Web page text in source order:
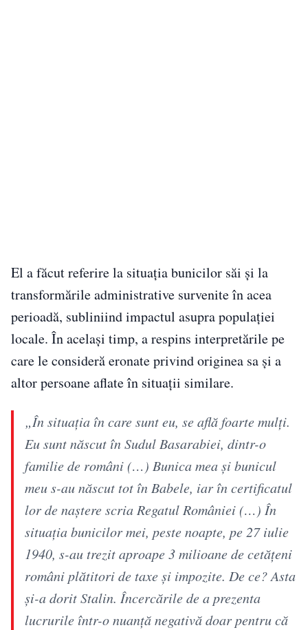
El a făcut referire la situația bunicilor săi și la
transformările administrative survenite în acea
perioadă, subliniind impactul asupra populației
locale. În același timp, a respins interpretările pe
care le consideră eronate privind originea sa și a
altor persoane aflate în situații similare.
„În situaţia în care sunt eu, se află foarte mulţi.
Eu sunt născut în Sudul Basarabiei, dintr-o
familie de români (…) Bunica mea şi bunicul
meu s-au născut tot în Babele, iar în certificatul
lor de naştere scria Regatul României (…) În
situaţia bunicilor mei, peste noapte, pe 27 iulie
1940, s-au trezit aproape 3 milioane de cetăţeni
români plătitori de taxe şi impozite. De ce? Asta
şi-a dorit Stalin. Încercările de a prezenta
lucrurile într-o nuanţă negativă doar pentru că